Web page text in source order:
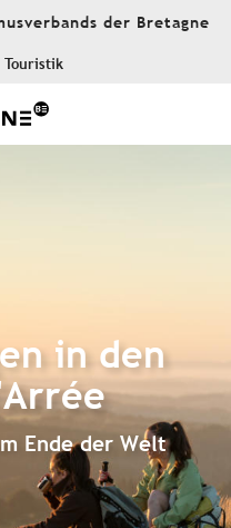
der Bretagne
Touristik
in den
Ende der Welt